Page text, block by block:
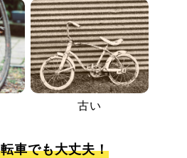
古い
車でも大丈夫！